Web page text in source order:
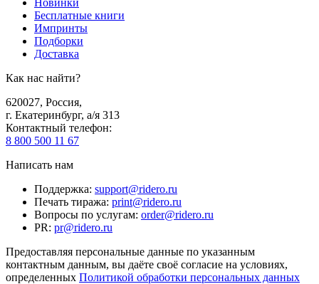
Бесплатные книги
Импринты
Подборки
Доставка
Как нас найти?
620027, Россия,
г. Екатеринбург, а/я 313
Контактный телефон:
8 800 500 11 67
Написать нам
Поддержка: support@ridero.ru
Печать тиража: print@ridero.ru
Вопросы по услугам: order@ridero.ru
PR: pr@ridero.ru
Предоставляя персональные данные по указанным
контактным данным, вы даёте своё согласие на условиях,
определенных Политикой обработки персональных данных